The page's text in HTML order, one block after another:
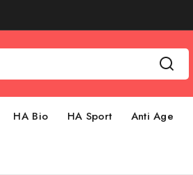
HA Bio HA Sport Anti Age